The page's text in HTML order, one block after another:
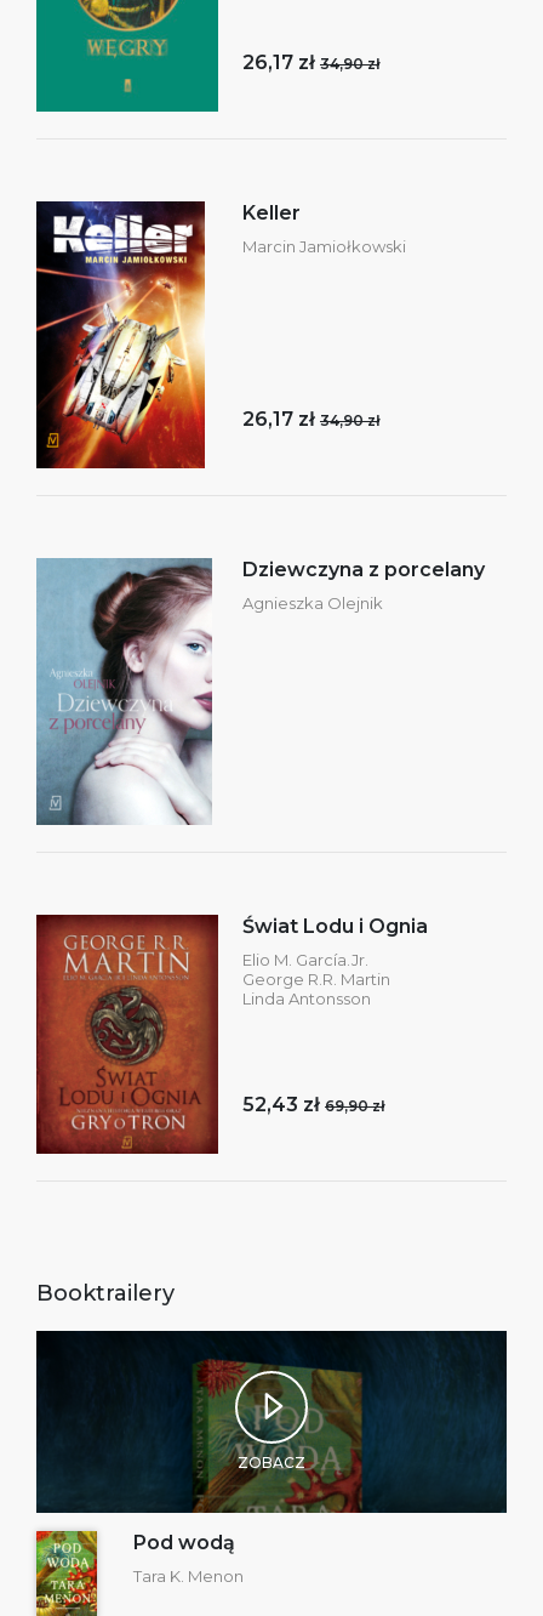
26,17 zł 34,90 zł
Keller
Marcin Jamiołkowski
26,17 zł 34,90 zł
Dziewczyna z porcelany
Agnieszka Olejnik
Świat Lodu i Ognia
Elio M. García.Jr.
George R.R. Martin
Linda Antonsson
52,43 zł 69,90 zł
Booktrailery
ZOBACZ
Pod wodą
Tara K. Menon